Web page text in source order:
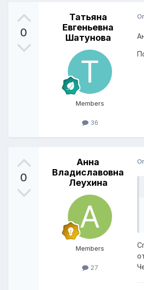
0
Татьяна
Евгеньевна
Шатунова
Members
36
0
Анна
Владиславовна
Леухина
Members
27